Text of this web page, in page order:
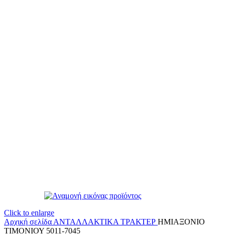
Click to enlarge
Αρχική σελίδα ΑΝΤΑΛΛΑΚΤΙΚΑ ΤΡΑΚΤΕΡ ΗΜΙΑΞΟΝΙΟ
ΤΙΜΟΝΙΟΥ 5011-7045